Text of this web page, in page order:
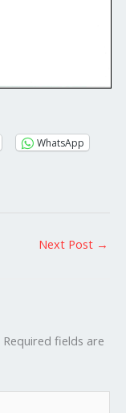
WhatsApp
Next Post →
Required fields are